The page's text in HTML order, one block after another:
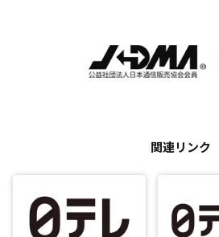
関連リンク